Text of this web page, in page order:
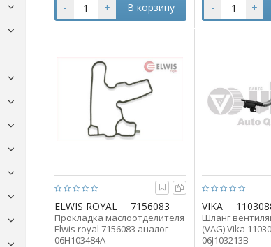
- + В корзину - +
ELWIS ROYAL 7156083
Прокладка маслоотделителя
Elwis royal 7156083 аналог
06H103484A
VIKA
Шланг
(VAG) Vika
06J103213B